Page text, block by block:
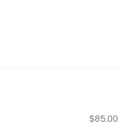
$85.00